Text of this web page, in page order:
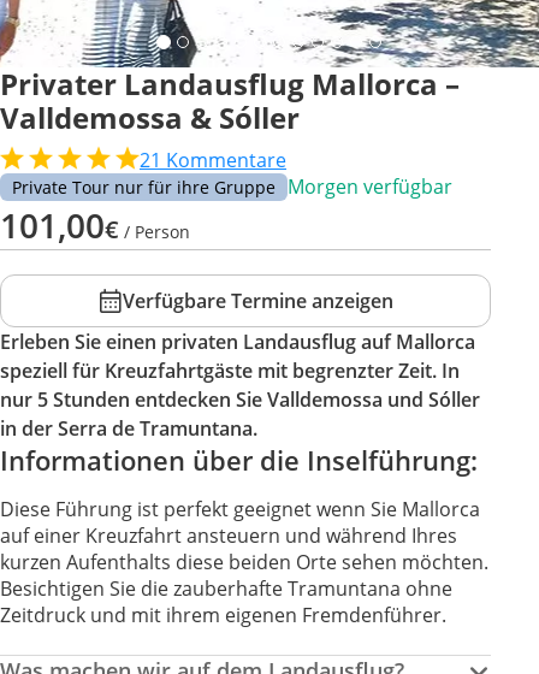
Privater Landausflug Mallorca –
Valldemossa & Sóller
21 Kommentare
Private Tour nur für ihre Gruppe Morgen verfügbar
101,00€ / Person
Verfügbare Termine anzeigen
Erleben Sie einen privaten Landausflug auf Mallorca
speziell für Kreuzfahrtgäste mit begrenzter Zeit. In
nur 5 Stunden entdecken Sie Valldemossa und Sóller
in der Serra de Tramuntana.
Informationen über die Inselführung:
Diese Führung ist perfekt geeignet wenn Sie Mallorca
auf einer Kreuzfahrt ansteuern und während Ihres
kurzen Aufenthalts diese beiden Orte sehen möchten.
Besichtigen Sie die zauberhafte Tramuntana ohne
Zeitdruck und mit ihrem eigenen Fremdenführer.